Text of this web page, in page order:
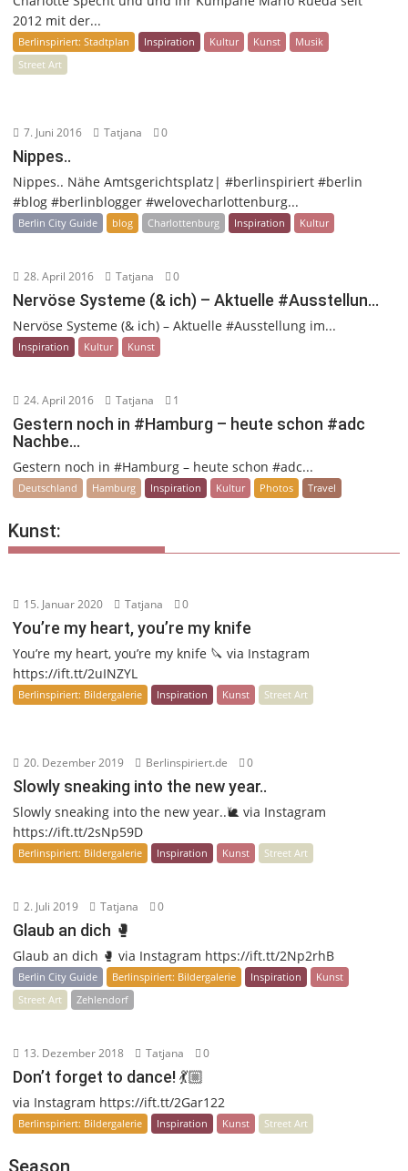
2012 mit der...
Berlinspiriert: Stadtplan Inspiration Kultur Kunst
Musik
Street Art
7. Juni 2016 Tatjana 0
Nippes..
Nippes.. Nähe Amtsgerichtsplatz| #berlinspiriert #berlin
#blog #berlinblogger #welovecharlottenburg...
Berlin City Guide blog Charlottenburg Inspiration Kultur
28. April 2016 Tatjana 0
Nervöse Systeme (& ich) – Aktuelle #Ausstellun…
Nervöse Systeme (& ich) – Aktuelle #Ausstellung im...
Inspiration Kultur Kunst
24. April 2016 Tatjana 1
Gestern noch in #Hamburg – heute schon #adc
Nachbe…
Gestern noch in #Hamburg – heute schon #adc...
Deutschland Hamburg Inspiration Kultur Photos Travel
Kunst:
15. Januar 2020 Tatjana 0
You’re my heart, you’re my knife
You’re my heart, you’re my knife 🔪 via Instagram
https://ift.tt/2uINZYL
Berlinspiriert: Bildergalerie Inspiration Kunst Street Art
20. Dezember 2019 Berlinspiriert.de 0
Slowly sneaking into the new year..
Slowly sneaking into the new year..🐌 via Instagram
https://ift.tt/2sNp59D
Berlinspiriert: Bildergalerie Inspiration Kunst Street Art
2. Juli 2019 Tatjana 0
Glaub an dich 🥊
Glaub an dich 🥊 via Instagram https://ift.tt/2Np2rhB
Berlin City Guide Berlinspiriert: Bildergalerie Inspiration
Kunst
Street Art
Zehlendorf
13. Dezember 2018 Tatjana 0
Don’t forget to dance! 💃🏼
via Instagram https://ift.tt/2Gar122
Berlinspiriert: Bildergalerie Inspiration Kunst Street Art